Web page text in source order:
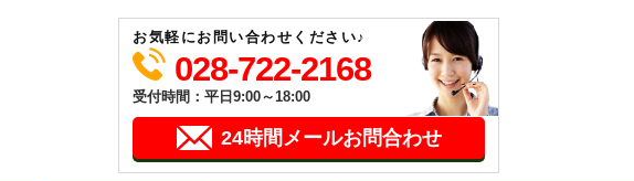
お気軽にお問い合わせください♪
028-722-2168
受付時間：平日9:00～18:00
24時間メールお問合わせ